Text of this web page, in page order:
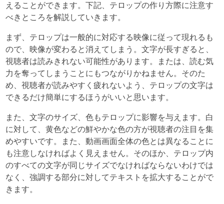
えることができます。下記、テロップの作り方際に注意す
べきところを解説していきます。
まず、テロップは一般的に対応する映像に従って現れるも
ので、映像が変わると消えてしまう。文字が長すぎると、
視聴者は読みきれない可能性があります。または、読む気
力を奪ってしまうことにもつながりかねません。そのた
め、視聴者が読みやすく疲れないよう、テロップの文字は
できるだけ簡単にするほうがいいと思います。
また、文字のサイズ、色もテロップに影響を与えます。白
に対して、黄色などの鮮やかな色の方が視聴者の注目を集
めやすいです。また、動画画面全体の色とは異なることに
も注意しなければよく見えません。そのほか、テロップ内
のすべての文字が同じサイズでなければならないわけでは
なく、強調する部分に対してテキストを拡大することがで
きます。